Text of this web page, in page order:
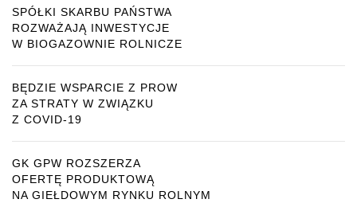
SPÓŁKI SKARBU PAŃSTWA
ROZWAŻAJĄ INWESTYCJE
W BIOGAZOWNIE ROLNICZE
BĘDZIE WSPARCIE Z PROW
ZA STRATY W ZWIĄZKU
Z COVID-19
GK GPW ROZSZERZA
OFERTĘ PRODUKTOWĄ
NA GIEŁDOWYM RYNKU ROLNYM